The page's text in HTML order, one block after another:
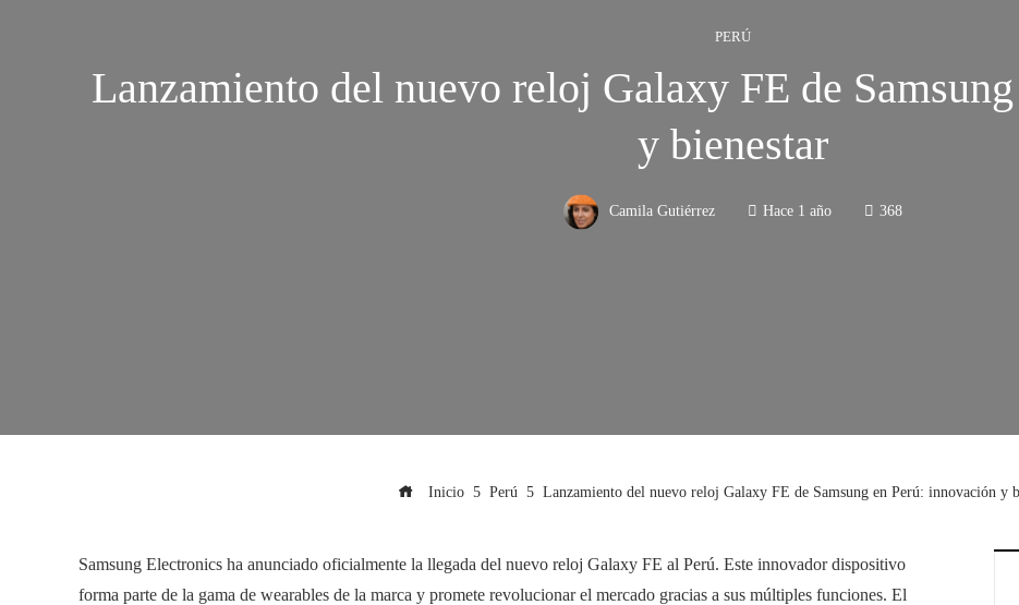
PERÚ
Lanzamiento del nuevo reloj Galaxy FE de
y bienestar
Camila Gutiérrez Hace 1 año 368
Inicio Perú Lanzamiento del nuevo reloj Galaxy FE de Samsung en Perú: innovación y
Samsung Electronics ha anunciado oficialmente la llegada del nuevo reloj Galaxy FE al Perú. Este innovador dispositivo
forma parte de la gama de wearables de la marca y promete revolucionar el mercado gracias a sus múltiples funciones. El